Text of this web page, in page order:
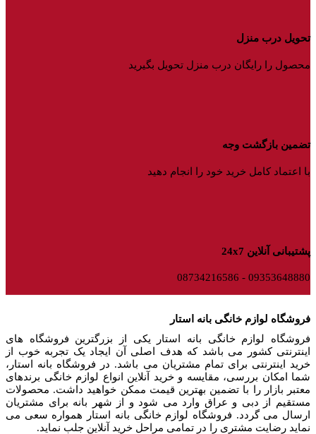
تحویل درب منزل
محصول را رایگان درب منزل تحویل بگیرید
تضمین بازگشت وجه
با اعتماد کامل خرید خود را انجام دهید
پشتیبانی آنلاین 24x7
09353648880 - 08734216586
فروشگاه لوازم خانگی بانه استار
فروشگاه لوازم خانگی بانه استار یکی از بزرگترین فروشگاه های
اینترنتی کشور می باشد که هدف اصلی آن ایجاد یک تجربه خوب از
خرید اینترنتی برای تمام مشتریان می باشد. در فروشگاه بانه استار،
شما امکان بررسی، مقایسه و خرید آنلاین انواع لوازم خانگی برندهای
معتبر بازار را با تضمین بهترین قیمت ممکن خواهید داشت. محصولات
مستقیم از دبی و عراق وارد می شود و از شهر بانه برای مشتریان
ارسال می گردد. فروشگاه لوازم خانگی بانه استار همواره سعی می
نماید رضایت مشتری را در تمامی مراحل خرید آنلاین جلب نماید.